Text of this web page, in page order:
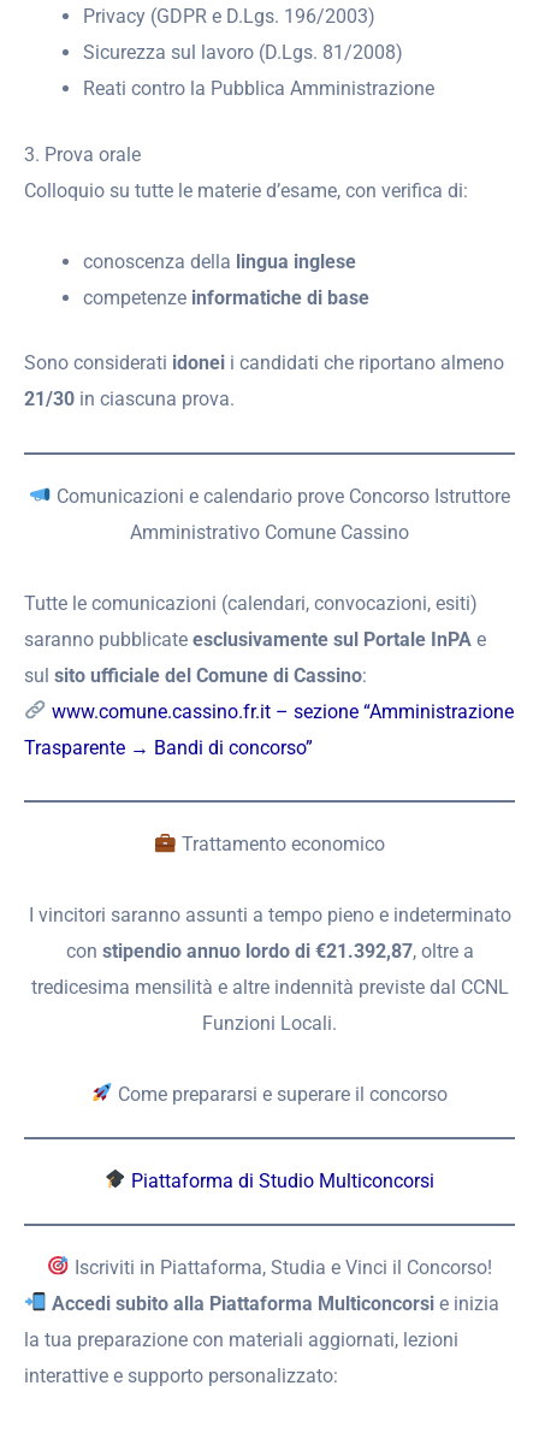
Privacy (GDPR e D.Lgs. 196/2003)
Sicurezza sul lavoro (D.Lgs. 81/2008)
Reati contro la Pubblica Amministrazione
3. Prova orale
Colloquio su tutte le materie d’esame, con verifica di:
conoscenza della lingua inglese
competenze informatiche di base
Sono considerati idonei i candidati che riportano almeno
21/30 in ciascuna prova.
Comunicazioni e calendario prove Concorso Istruttore
Amministrativo Comune Cassino
Tutte le comunicazioni (calendari, convocazioni, esiti)
saranno pubblicate esclusivamente sul Portale InPA e
sul sito ufficiale del Comune di Cassino:
www.comune.cassino.fr.it – sezione “Amministrazione
Trasparente → Bandi di concorso”
Trattamento economico
I vincitori saranno assunti a tempo pieno e indeterminato
con stipendio annuo lordo di €21.392,87, oltre a
tredicesima mensilità e altre indennità previste dal CCNL
Funzioni Locali.
Come prepararsi e superare il concorso
Piattaforma di Studio Multiconcorsi
Iscriviti in Piattaforma, Studia e Vinci il Concorso!
Accedi subito alla Piattaforma Multiconcorsie inizia
la tua preparazione con materiali aggiornati, lezioni
interattive e supporto personalizzato: